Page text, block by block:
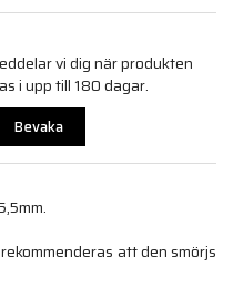
vi dig när produkten
i upp till 180 dagar.
Bevaka
att den smörjs